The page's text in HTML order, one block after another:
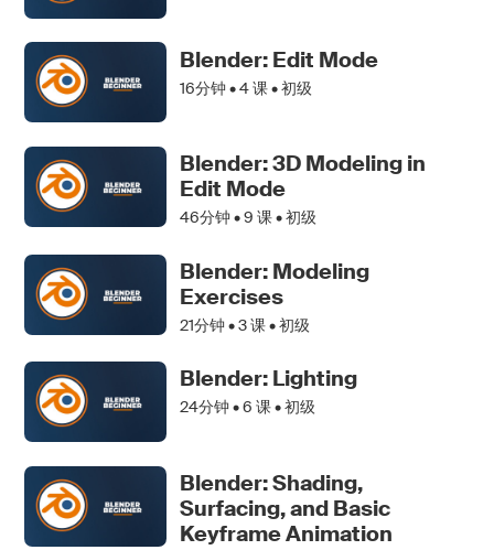
Blender: Edit Mode
16分钟 •4课 • 初级
Blender: 3D Modeling in
Edit Mode
46分钟 •9 课 • 初级
Blender: Modeling
Exercises
21分钟 •3课 • 初级
Blender: Lighting
24分钟 •6 课 • 初级
Blender: Shading,
Surfacing, and Basic
Keyframe Animation